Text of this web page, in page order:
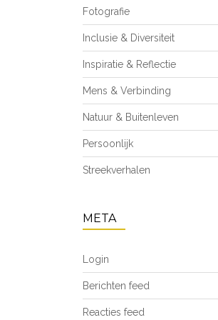
Fotografie
Inclusie & Diversiteit
Inspiratie & Reflectie
Mens & Verbinding
Natuur & Buitenleven
Persoonlijk
Streekverhalen
META
Login
Berichten feed
Reacties feed